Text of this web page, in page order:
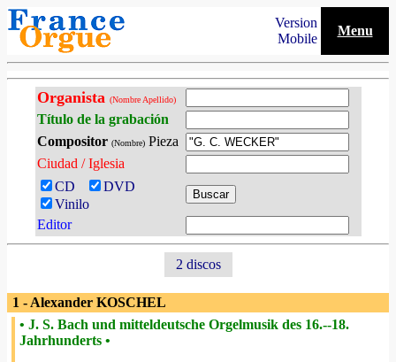
Version
Mobile
Menu
Organista (Nombre Apellido)
Título de la grabación
Compositor (Nombre)Pieza
Ciudad / Iglesia
CD
DVD
Vinilo
Editor
2 discos
1 - Alexander KOSCHEL
• J. S. Bach und mitteldeutsche Orgelmusik des 16.--18.
Jahrhunderts •